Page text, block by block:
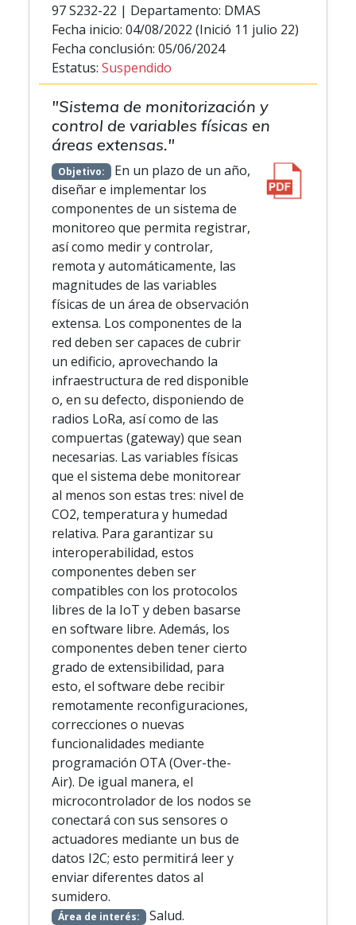
97 S232-22 | Departamento: DMAS
Fecha inicio: 04/08/2022 (Inició 11 julio 22)
Fecha conclusión: 05/06/2024
Estatus: Suspendido
"Sistema de monitorización y
control de variables físicas en
áreas extensas."
Objetivo: En un plazo de un año,
diseñar e implementar los
componentes de un sistema de
monitoreo que permita registrar,
así como medir y controlar,
remota y automáticamente, las
magnitudes de las variables
físicas de un área de observación
extensa. Los componentes de la
red deben ser capaces de cubrir
un edificio, aprovechando la
infraestructura de red disponible
o, en su defecto, disponiendo de
radios LoRa, así como de las
compuertas (gateway) que sean
necesarias. Las variables físicas
que el sistema debe monitorear
al menos son estas tres: nivel de
CO2, temperatura y humedad
relativa. Para garantizar su
interoperabilidad, estos
componentes deben ser
compatibles con los protocolos
libres de la IoT y deben basarse
en software libre. Además, los
componentes deben tener cierto
grado de extensibilidad, para
esto, el software debe recibir
remotamente reconfiguraciones,
correcciones o nuevas
funcionalidades mediante
programación OTA (Over-the-
Air). De igual manera, el
microcontrolador de los nodos se
conectará con sus sensores o
actuadores mediante un bus de
datos I2C; esto permitirá leer y
enviar diferentes datos al
sumidero.
Área de interés: Salud.